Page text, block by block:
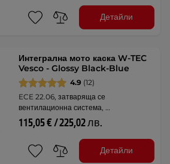
Детайли
Интегрална мото каска W-TEC
Vesco - Glossy Black-Blue
4.9 (12)
ECE 22.06, затваряща се
вентилационна система, …
115,05 € / 225,02 лв.
Детайли